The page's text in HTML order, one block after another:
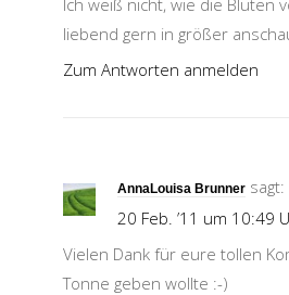
Ich weiß nicht, wie die Blüten
liebend gern in größer
Zum Antworten anmelden
AnnaLouisa Brunner sagt:
20 Feb. ’11 um 10:49
Vielen Dank für eure tollen
Tonne geben wollte :-)